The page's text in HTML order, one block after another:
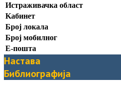
Истраживачка област
Kабинет
Број локала
Број мобилног
Е-пошта
Настава
Библиографија